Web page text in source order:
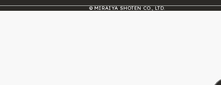
© MIRAIYA SHOTEN CO., LTD.